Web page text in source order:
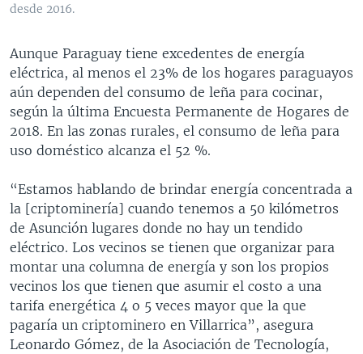
desde 2016.
Aunque Paraguay tiene excedentes de energía
eléctrica, al menos el 23% de los hogares paraguayos
aún dependen del consumo de leña para cocinar,
según la última Encuesta Permanente de Hogares de
2018. En las zonas rurales, el consumo de leña para
uso doméstico alcanza el 52 %.
“Estamos hablando de brindar energía concentrada a
la [criptominería] cuando tenemos a 50 kilómetros
de Asunción lugares donde no hay un tendido
eléctrico. Los vecinos se tienen que organizar para
montar una columna de energía y son los propios
vecinos los que tienen que asumir el costo a una
tarifa energética 4 o 5 veces mayor que la que
pagaría un criptominero en Villarrica”, asegura
Leonardo Gómez, de la Asociación de Tecnología,